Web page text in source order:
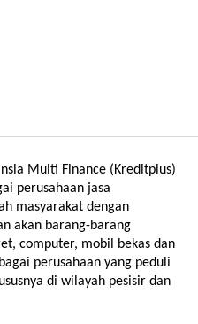
Multi Finance (Kreditplus)
perusahaan jasa
masyarakat dengan
akan barang-barang
computer, mobil bekas dan
perusahaan yang peduli
di wilayah pesisir dan